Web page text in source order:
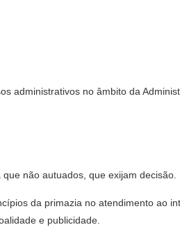
administrativos no âmbito da
não autuados, que exijam decisão.
da primazia no atendimento ao
e publicidade.